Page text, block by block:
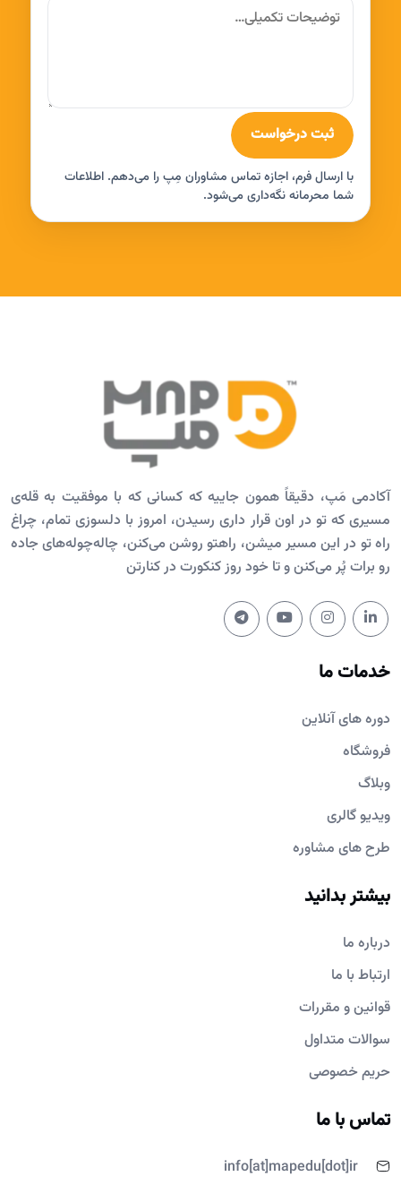
ثبت درخواست
با ارسال فرم، اجازه تماس مشاوران مِپ را می‌دهم. اطلاعات
شما محرمانه نگه‌داری می‌شود.
آکادمی مَپ، دقیقاً همون جاییه که کسانی که با موفقیت به قله‌ی
مسیری که تو در اون قرار داری رسیدن، امروز با دلسوزی تمام، چراغ
راه تو در این مسیر میشن، راهتو روشن می‌کنن، چاله‌چوله‌های جاده
رو برات پُر می‌کنن و تا خود روز کنکورت در کنارتن
خدمات ما
دوره های آنلاین
فروشگاه
وبلاگ
ویدیو گالری
طرح های مشاوره
بیشتر بدانید
درباره ما
ارتباط با ما
قوانین و مقررات
سوالات متداول
حریم خصوصی
تماس با ما
info[at]mapedu[dot]ir